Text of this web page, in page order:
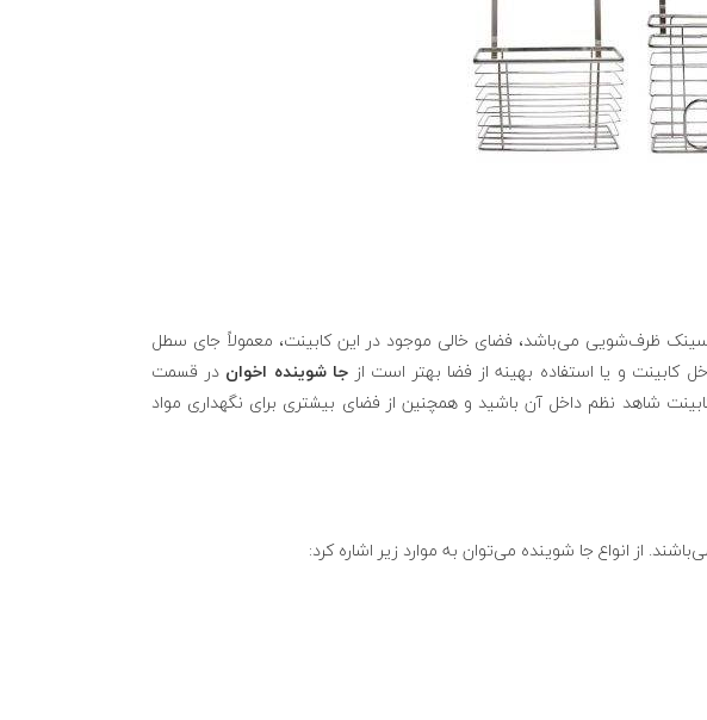
سینک ظرف‌شویی می‌باشد، فضای خالی موجود در این کابینت، معمولاً جای سطل
کابینت و یا استفاده بهینه از فضا بهتر است از جا شوینده اخوان در قسمت
شاهد نظم داخل آن باشید و همچنین از فضای بیشتری برای نگهداری مواد
از انواع جا شوینده می‌توان به موارد زیر اشاره کرد: